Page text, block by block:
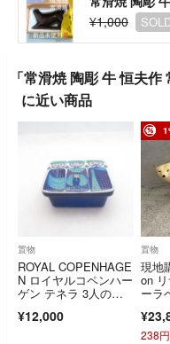
¥1,000
「常滑焼 陶彫 牛 恒夫
に近い商品
置物
ROYAL COPENHAGE
N ロイヤルコペンハー
ゲン テネラ 3人の王
ース アクセサリー S
¥12,000
置物
現地
on
ーラ
238